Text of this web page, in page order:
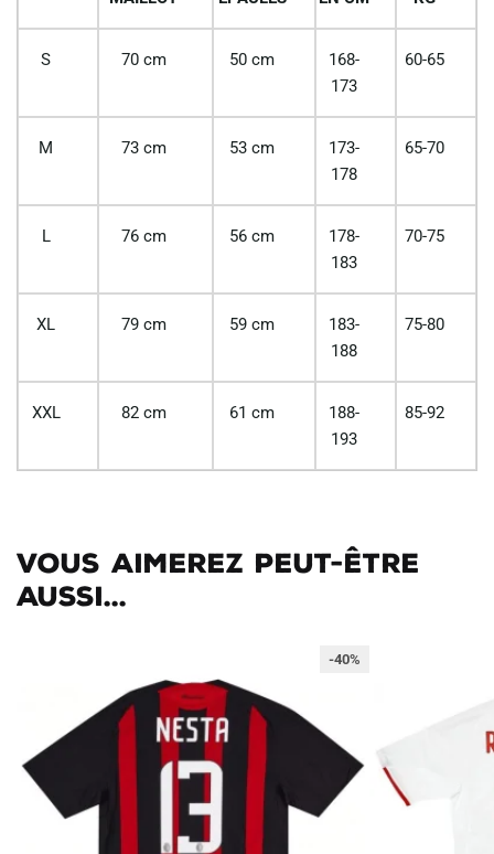
S 70 cm 50 cm
168-
173
60-65
M 73 cm 53 cm
173-
178
65-70
L 76 cm 56 cm
178-
183
70-75
XL 79 cm 59 cm
183-
188
75-80
XXL 82 cm 61 cm
188-
193
85-92
Vous aimerez peut-être
aussi...
-40%